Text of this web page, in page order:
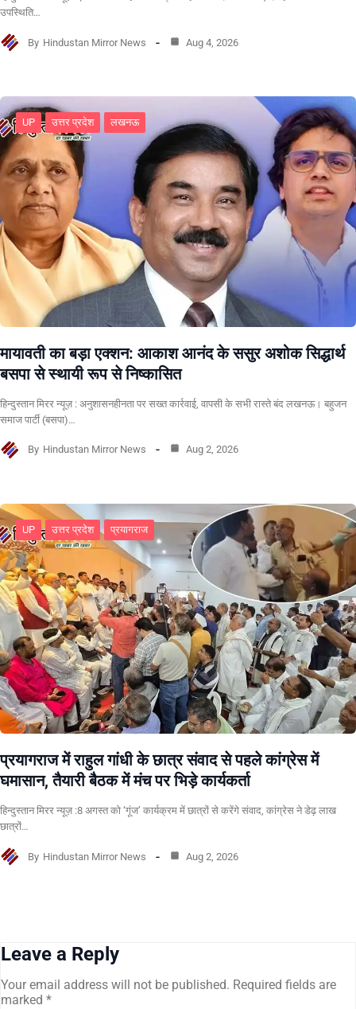
उपस्थिति…
By Hindustan Mirror News Aug 4, 2026
UP उत्तर प्रदेश लखनऊ
मायावती का बड़ा एक्शन: आकाश आनंद के ससुर अशोक सिद्धार्थ
बसपा से स्थायी रूप से निष्कासित
हिन्दुस्तान मिरर न्यूज़ : अनुशासनहीनता पर सख्त कार्रवाई, वापसी के सभी रास्ते बंद लखनऊ। बहुजन
समाज पार्टी (बसपा)…
By Hindustan Mirror News Aug 2, 2026
UP उत्तर प्रदेश प्रयागराज
प्रयागराज में राहुल गांधी के छात्र संवाद से पहले कांग्रेस में
घमासान, तैयारी बैठक में मंच पर भिड़े कार्यकर्ता
हिन्दुस्तान मिरर न्यूज़ :8 अगस्त को ‘गूंज’ कार्यक्रम में छात्रों से करेंगे संवाद, कांग्रेस ने डेढ़ लाख
छात्रों…
By Hindustan Mirror News Aug 2, 2026
Leave a Reply
Your email address will not be published. Required fields are
marked *